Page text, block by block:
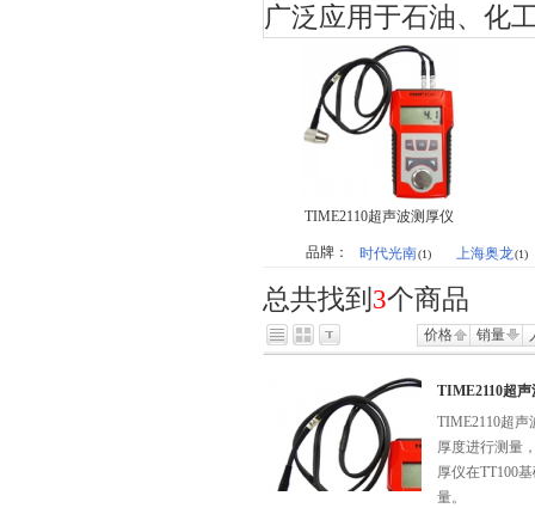
广泛应用于石油、化
TIME2110超声波测厚仪
品牌： 时代光南(1) 上海奥龙(1)
总共找到 3个商品
价格 销量
TIME2110超
TIME2110超
厚度进行测量
厚仪在TT100
量。